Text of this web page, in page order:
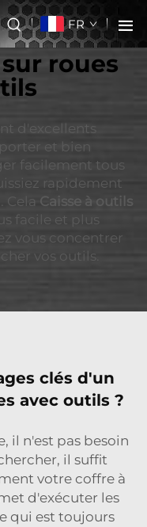
FR
roues
d'excellents
et bien
facilement tous
rapidement
Cela Caisse à outils
facile et plus
vous concentrer
vos outils.
clés d'un
avec outils ?
il n'est pas besoin
il suffit
votre coffre à
d'exécuter les
qui est toujours